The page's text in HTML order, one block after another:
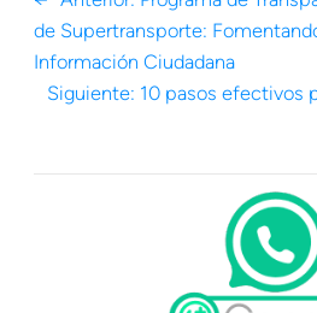
de Supertransporte:
Información Ciudadana
Siguiente: 10 pasos efectivos